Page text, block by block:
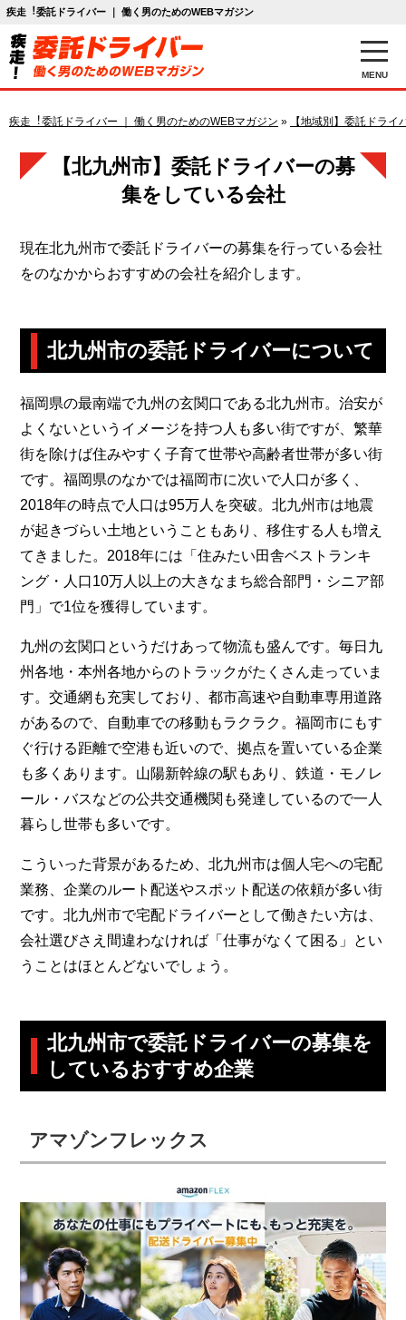
疾走︕委託ドライバー ｜ 働く男のためのWEBマガジン
MENU
疾走︕委託ドライバー ｜ 働く男のためのWEBマガジン » 【地域別】委託ドラ
【北九州市】委託ドライバーの募
集をしている会社
現在北九州市で委託ドライバーの募集を行っている会社
をのなかからおすすめの会社を紹介します。
北九州市の委託ドライバーについて
福岡県の最南端で九州の玄関口である北九州市。治安が
よくないというイメージを持つ人も多い街ですが、繁華
街を除けば住みやすく子育て世帯や高齢者世帯が多い街
です。福岡県のなかでは福岡市に次いで人口が多く、
2018年の時点で人口は95万人を突破。北九州市は地震
が起きづらい土地ということもあり、移住する人も増え
てきました。2018年には「住みたい田舎ベストランキ
ング・人口10万人以上の大きなまち総合部門・シニア部
門」で1位を獲得しています。
九州の玄関口というだけあって物流も盛んです。毎日九
州各地・本州各地からのトラックがたくさん走っていま
す。交通網も充実しており、都市高速や自動車専用道路
があるので、自動車での移動もラクラク。福岡市にもす
ぐ行ける距離で空港も近いので、拠点を置いている企業
も多くあります。山陽新幹線の駅もあり、鉄道・モノレ
ール・バスなどの公共交通機関も発達しているので一人
暮らし世帯も多いです。
こういった背景があるため、北九州市は個人宅への宅配
業務、企業のルート配送やスポット配送の依頼が多い街
です。北九州市で宅配ドライバーとして働きたい方は、
会社選びさえ間違わなければ「仕事がなくて困る」とい
うことはほとんどないでしょう。
北九州市で委託ドライバーの募集を
しているおすすめ企業
アマゾンフレックス